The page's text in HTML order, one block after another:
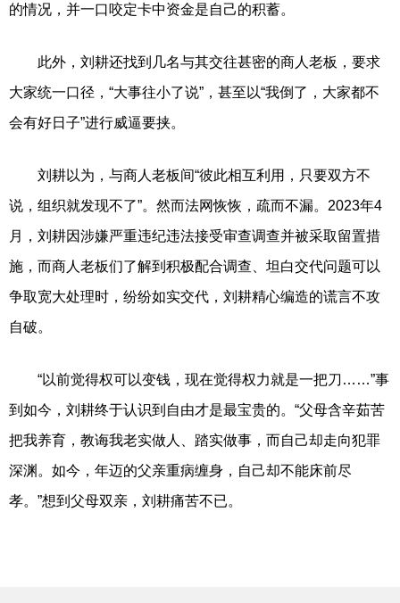
的情况，并一口咬定卡中资金是自己的积蓄。
此外，刘耕还找到几名与其交往甚密的商人老板，要求
大家统一口径，“大事往小了说”，甚至以“我倒了，大家都不
会有好日子”进行威逼要挟。
刘耕以为，与商人老板间“彼此相互利用，只要双方不
说，组织就发现不了”。然而法网恢恢，疏而不漏。2023年4
月，刘耕因涉嫌严重违纪违法接受审查调查并被采取留置措
施，而商人老板们了解到积极配合调查、坦白交代问题可以
争取宽大处理时，纷纷如实交代，刘耕精心编造的谎言不攻
自破。
“以前觉得权可以变钱，现在觉得权力就是一把刀……”事
到如今，刘耕终于认识到自由才是最宝贵的。“父母含辛茹苦
把我养育，教诲我老实做人、踏实做事，而自己却走向犯罪
深渊。如今，年迈的父亲重病缠身，自己却不能床前尽
孝。”想到父母双亲，刘耕痛苦不已。